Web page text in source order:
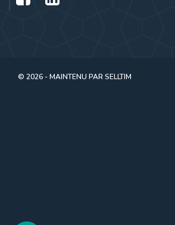
© 2026 - MAINTENU PARSELLTIM